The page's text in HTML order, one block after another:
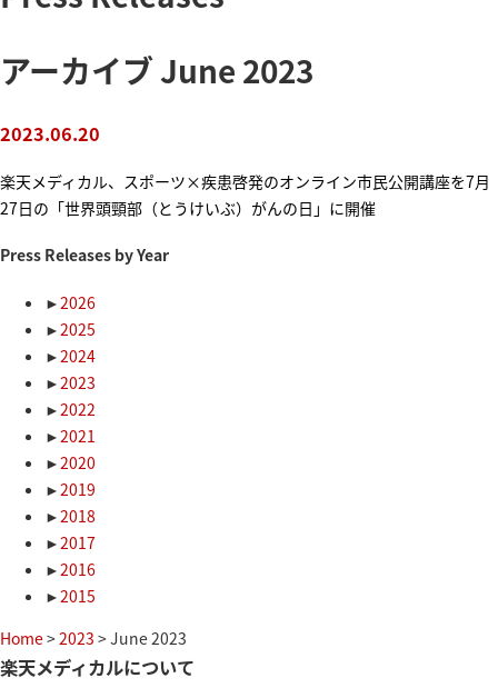
アーカイブ June 2023
2023.06.20
楽天メディカル、スポーツ×疾患啓発のオンライン市民公開講座を7月
27日の「世界頭頸部（とうけいぶ）がんの日」に開催
Press Releases by Year
►2026
►2025
►2024
►2023
►2022
►2021
►2020
►2019
►2018
►2017
►2016
►2015
Home>2023 > June 2023
楽天メディカルについて